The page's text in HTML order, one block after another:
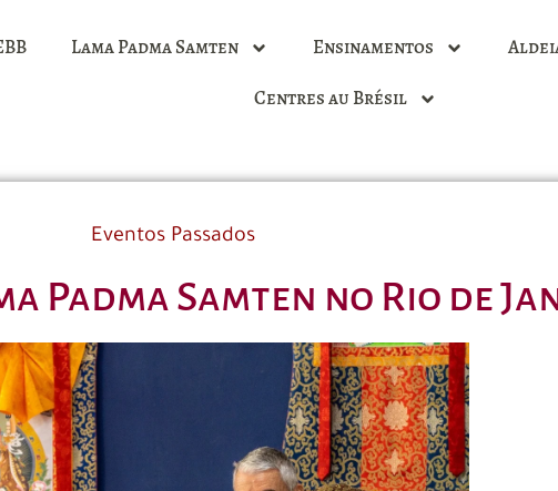
Lama Padma Samten Ensinamentos
Centres au Brésil
Eventos Passados
Padma Samten no Rio de